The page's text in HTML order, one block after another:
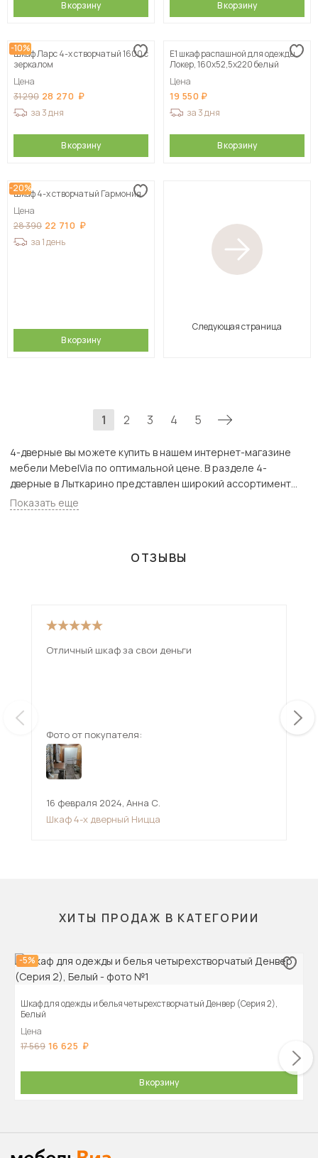
В корзину В корзину
-10%
Шкаф Ларс 4-х створчатый 1600 с
зеркалом
Цена
31 290 28 270
за 3 дня
В корзину
Е1 шкаф распашной для одежды
Локер, 160х52,5х220 белый
Цена
19 550
за 3 дня
В корзину
-20%
Шкаф 4-х створчатый Гармония
Цена
28 390 22 710
за 1 день
В корзину
Следующая страница
1 2 3 4 5
4-дверные вы можете купить в нашем интернет-магазине
мебели MebelVia по оптимальной цене. В разделе 4-
дверные в Лыткарино представлен широкий ассортимент
товаров с доставкой в Москве и Подмосковью, включая
Лыткарино. Всего товаров в категории «4-дверные» - 386 шт.
Показать еще
ОТЗЫВЫ
Отличный шкаф за свои деньги
Фото от покупателя:
16 февраля 2024, Анна С.
Шкаф 4-х дверный Ницца
ХИТЫ ПРОДАЖ В КАТЕГОРИИ
-5%
Шкаф для одежды и белья четырехстворчатый Денвер (Серия 2),
Белый
Цена
17 569 16 625
В корзину